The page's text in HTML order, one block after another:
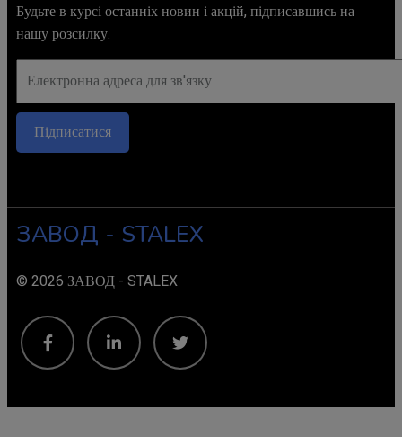
Будьте в курсі останніх новин і акцій, підписавшись на
нашу розсилку.
Підписатися
ЗАВОД - STALEX
© 2026 ЗАВОД - STALEX